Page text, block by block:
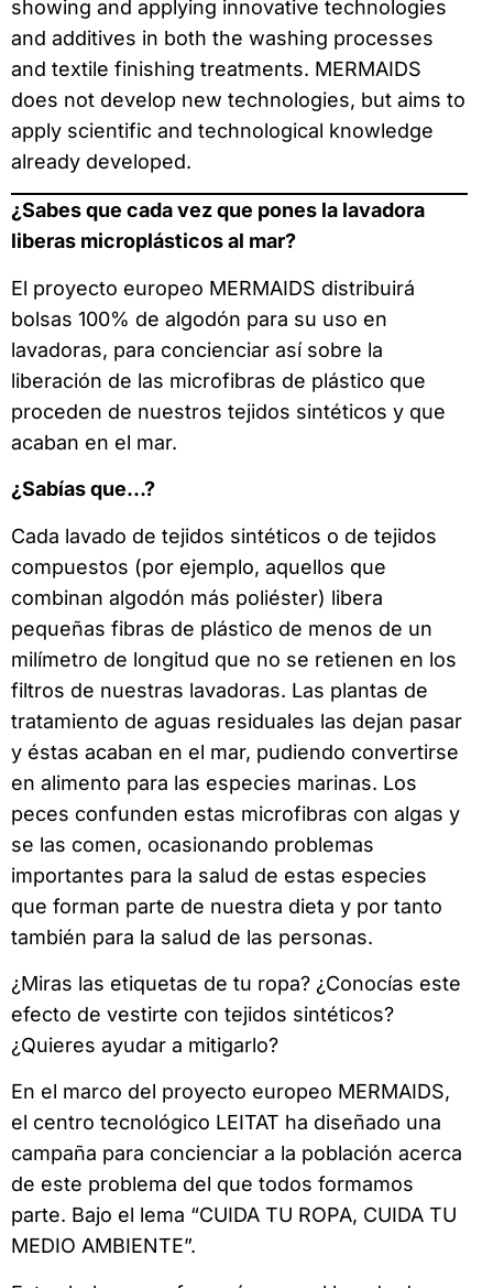
showing and applying innovative technologies
and additives in both the washing processes
and textile finishing treatments. MERMAIDS
does not develop new technologies, but aims to
apply scientific and technological knowledge
already developed.
¿Sabes que cada vez que pones la lavadora
liberas microplásticos al mar?
El proyecto europeo MERMAIDS distribuirá
bolsas 100% de algodón para su uso en
lavadoras, para concienciar así sobre la
liberación de las microfibras de plástico que
proceden de nuestros tejidos sintéticos y que
acaban en el mar.
¿Sabías que…?
Cada lavado de tejidos sintéticos o de tejidos
compuestos (por ejemplo, aquellos que
combinan algodón más poliéster) libera
pequeñas fibras de plástico de menos de un
milímetro de longitud que no se retienen en los
filtros de nuestras lavadoras. Las plantas de
tratamiento de aguas residuales las dejan pasar
y éstas acaban en el mar, pudiendo convertirse
en alimento para las especies marinas. Los
peces confunden estas microfibras con algas y
se las comen, ocasionando problemas
importantes para la salud de estas especies
que forman parte de nuestra dieta y por tanto
también para la salud de las personas.
¿Miras las etiquetas de tu ropa? ¿Conocías este
efecto de vestirte con tejidos sintéticos?
¿Quieres ayudar a mitigarlo?
En el marco del proyecto europeo MERMAIDS,
el centro tecnológico LEITAT ha diseñado una
campaña para concienciar a la población acerca
de este problema del que todos formamos
parte. Bajo el lema “CUIDA TU ROPA, CUIDA TU
MEDIO AMBIENTE”.